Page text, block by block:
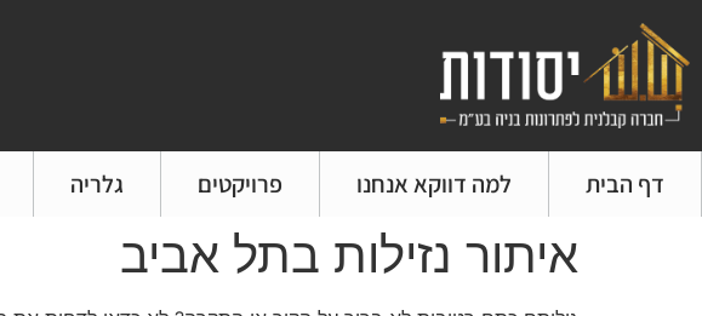
דף הבית למה דווקא אנחנו פרויקטים גלריה
איתור נזילות בתל אביב